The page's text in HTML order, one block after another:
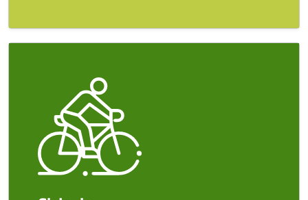
Image